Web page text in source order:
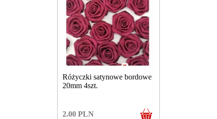
Różyczki satynowe bordowe
20mm 4szt.
2.00 PLN